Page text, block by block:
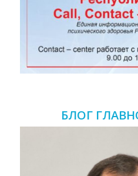
БЛОГ